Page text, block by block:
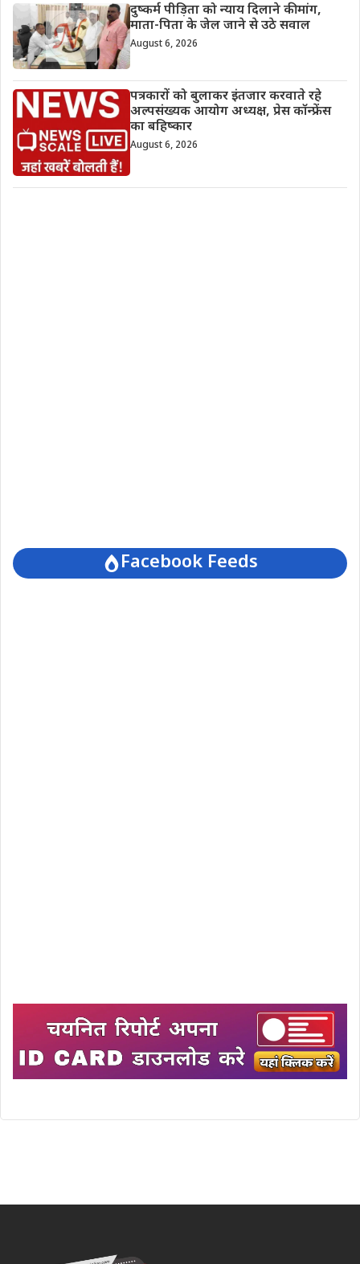
दुष्कर्म पीड़िता को न्याय दिलाने की मांग,
माता-पिता के जेल जाने से उठे सवाल
August 6, 2026
पत्रकारों को बुलाकर इंतजार करवाते रहे
अल्पसंख्यक आयोग अध्यक्ष, प्रेस कॉन्फ्रेंस
का बहिष्कार
August 6, 2026
Facebook Feeds